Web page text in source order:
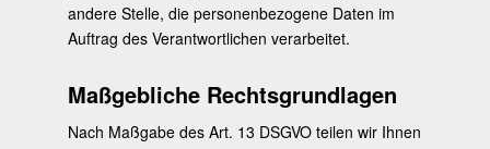
andere Stelle, die personenbezogene Daten im
Auftrag des Verantwortlichen verarbeitet.
Maßgebliche Rechtsgrundlagen
Nach Maßgabe des Art. 13 DSGVO teilen wir Ihnen